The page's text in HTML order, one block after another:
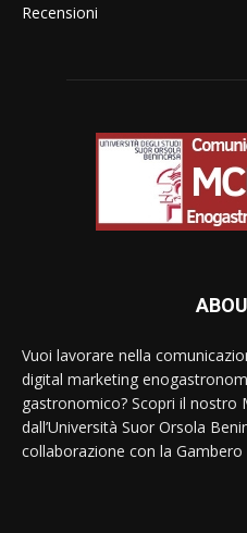
Recensioni
Vuoi lavorare nella
digital marketing
gastronomico? Scopri il nostro
dall’Università Suor Orsola
collaborazione con la Gambero